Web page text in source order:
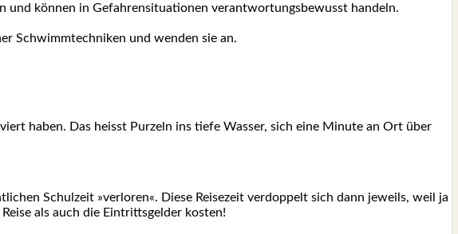
und kön­nen in Gefah­ren­si­tua­tio­nen ver­ant­wor­tungs­be­wusst han­deln.
Schwimm­tech­ni­ken und wen­den sie an.
haben. Das heisst Pur­zeln ins tie­fe Was­ser, sich eine Minu­te an Ort über
Schul­zeit »ver­lo­ren«. Die­se Rei­se­zeit ver­dop­pelt sich dann jeweils, weil ja
als auch die Ein­tritts­gel­der kos­ten!